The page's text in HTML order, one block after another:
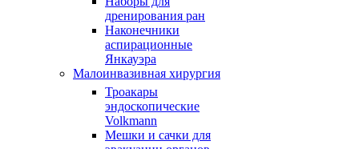
дренирования ран
Наконечники
аспирационные
Янкауэра
Малоинвазивная хирургия
Троакары
эндоскопические
Volkmann
Мешки и сачки для